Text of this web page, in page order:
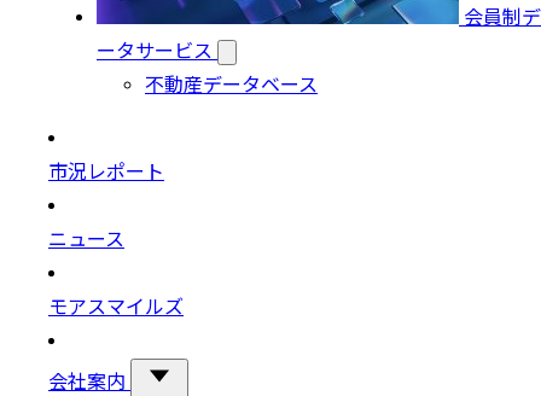
会員制デ
ータサービス
不動産データベース
市況レポート
ニュース
モアスマイルズ
会社案内